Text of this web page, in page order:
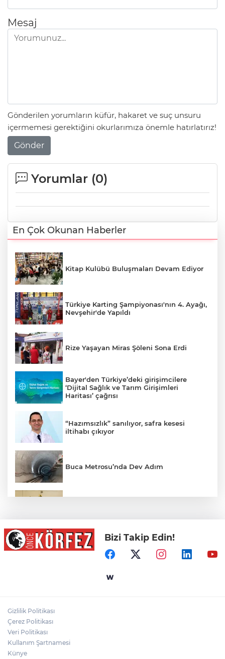
Mesaj
Gönderilen yorumların küfür, hakaret ve suç unsuru
içermemesi gerektiğini okurlarımıza önemle hatırlatırız!
Gönder
Yorumlar (0)
En Çok Okunan Haberler
Kitap Kulübü Buluşmaları Devam Ediyor
Türkiye Karting Şampiyonası'nın 4. Ayağı,
Nevşehir'de Yapıldı
Rize Yaşayan Miras Şöleni Sona Erdi
Bayer'den Türkiye’deki girişimcilere
‘Dijital Sağlık ve Tarım Girişimleri
Haritası’ çağrısı
“Hazımsızlık” sanılıyor, safra kesesi
iltihabı çıkıyor
Buca Metrosu’nda Dev Adım
Emniyet teşkilatına 6 bin 250 yeni kadro!
Detaylar belli oldu
İzmir Kemeraltı’nın son ustaları
Bizi Takip Edin!
Gizlilik Politikası
Çerez Politikası
Veri Politikası
Kullanım Şartnamesi
Künye